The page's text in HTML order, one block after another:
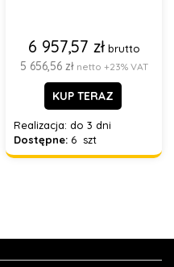
6 957,57 zł brutto
5 656,56 zł netto +23% VAT
KUP TERAZ
Realizacja: do 3 dni
Dostępne: 6 szt